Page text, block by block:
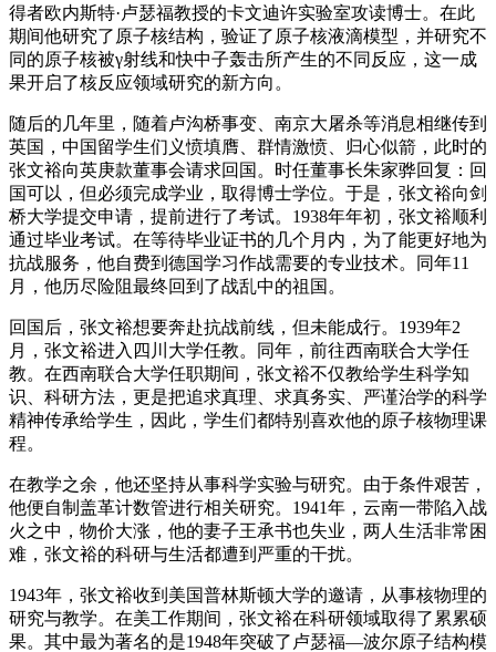
得者欧内斯特·卢瑟福教授的卡文迪许实验室攻读博士。在此
期间他研究了原子核结构，验证了原子核液滴模型，并研究不
同的原子核被γ射线和快中子轰击所产生的不同反应，这一成
果开启了核反应领域研究的新方向。
随后的几年里，随着卢沟桥事变、南京大屠杀等消息相继传到
英国，中国留学生们义愤填膺、群情激愤、归心似箭，此时的
张文裕向英庚款董事会请求回国。时任董事长朱家骅回复：回
国可以，但必须完成学业，取得博士学位。于是，张文裕向剑
桥大学提交申请，提前进行了考试。1938年年初，张文裕顺利
通过毕业考试。在等待毕业证书的几个月内，为了能更好地为
抗战服务，他自费到德国学习作战需要的专业技术。同年11
月，他历尽险阻最终回到了战乱中的祖国。
回国后，张文裕想要奔赴抗战前线，但未能成行。1939年2
月，张文裕进入四川大学任教。同年，前往西南联合大学任
教。在西南联合大学任职期间，张文裕不仅教给学生科学知
识、科研方法，更是把追求真理、求真务实、严谨治学的科学
精神传承给学生，因此，学生们都特别喜欢他的原子核物理课
程。
在教学之余，他还坚持从事科学实验与研究。由于条件艰苦，
他便自制盖革计数管进行相关研究。1941年，云南一带陷入战
火之中，物价大涨，他的妻子王承书也失业，两人生活非常困
难，张文裕的科研与生活都遭到严重的干扰。
1943年，张文裕收到美国普林斯顿大学的邀请，从事核物理的
研究与教学。在美工作期间，张文裕在科研领域取得了累累硕
果。其中最为著名的是1948年突破了卢瑟福—波尔原子结构模